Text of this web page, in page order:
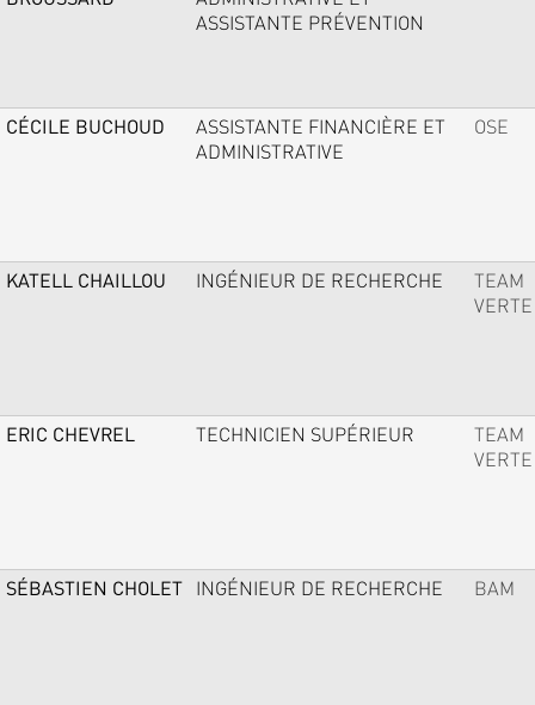
ASSISTANTE PRÉVENTION
CÉCILE BUCHOUD
ASSISTANTE FINANCIÈRE ET
ADMINISTRATIVE
OSE
KATELL CHAILLOU INGÉNIEUR DE RECHERCHE
TEAM
VERTE
ERIC CHEVREL TECHNICIEN SUPÉRIEUR
TEAM
VERTE
SÉBASTIEN CHOLET INGÉNIEUR DE RECHERCHE BAM